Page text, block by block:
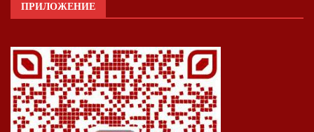
ПРИЛОЖЕНИЕ